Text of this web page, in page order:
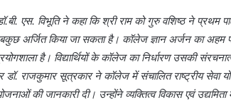
एस. विभूति ने कहा कि श्री राम को गुरु वशिष्ठ ने प्रथम
अर्जित किया जा सकता है। कॉलेज ज्ञान अर्जन का अहम
है। विद्यार्थियों के कॉलेज का निर्धारण उसकी
डॉ. राजकुमार सूत्रकार ने कॉलेज में संचालित राष्ट्रीय सेवा
की जानकारी दी। उन्होंने व्यक्तित्व विकास एवं